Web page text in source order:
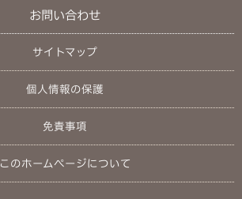
お問い合わせ
サイトマップ
個人情報の保護
免責事項
このホームページについて